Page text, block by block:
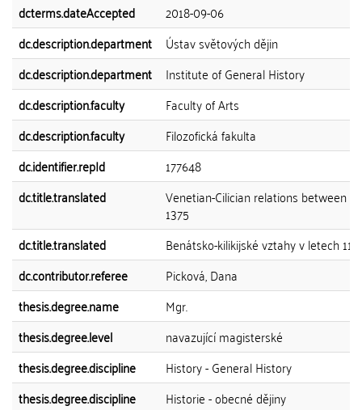
dcterms.dateAccepted
2018-09-06
dc.description.department
Ústav světových dějin
dc.description.department
Institute of General History
dc.description.faculty
Faculty of Arts
dc.description.faculty
Filozofická fakulta
dc.identifier.repId
177648
dc.title.translated
Venetian-Cilician relations between
1375
dc.title.translated
Benátsko-kilikijské vztahy v letech
dc.contributor.referee
Picková, Dana
thesis.degree.name
Mgr.
thesis.degree.level
navazující magisterské
thesis.degree.discipline
History - General History
thesis.degree.discipline
Historie - obecné dějiny